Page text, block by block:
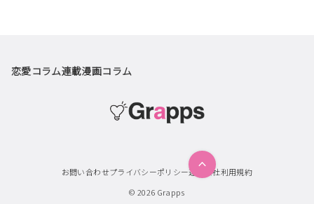
恋愛コラム連載漫画コラム
お問い合わせプライバシーポリシー運営会社利用規約
© 2026 Grapps